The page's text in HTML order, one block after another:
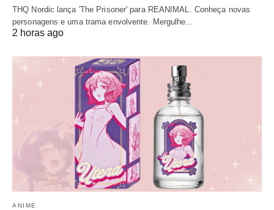
THQ Nordic lança 'The Prisoner' para REANIMAL. Conheça novas
personagens e uma trama envolvente. Mergulhe…
2 horas ago
ANIME